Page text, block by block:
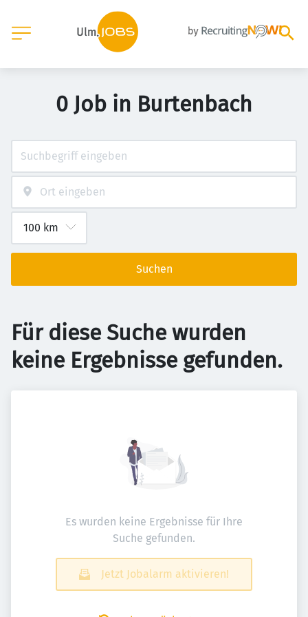
0 Job in Burtenbach
Suchen
Für diese Suche wurden
keine Ergebnisse gefunden.
Es wurden keine Ergebnisse für Ihre
Suche gefunden.
Jetzt Jobalarm aktivieren!